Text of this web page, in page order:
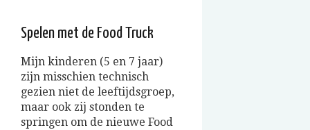
Spelen met de Food Truck
Mijn kinderen (5 en 7 jaar)
zijn misschien technisch
gezien niet de leeftijdsgroep,
maar ook zij stonden te
springen om de nieuwe Food